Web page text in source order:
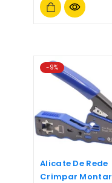
-9%
Alicate De Rede
Crimpar Montar